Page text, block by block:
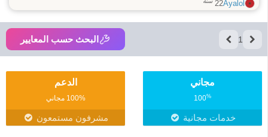
Ayalol
22
1 البحث حسب المعايير
مجاني
100%
خدمات مجانية
الدعم
100% مجاني
مشرفون مستمعون